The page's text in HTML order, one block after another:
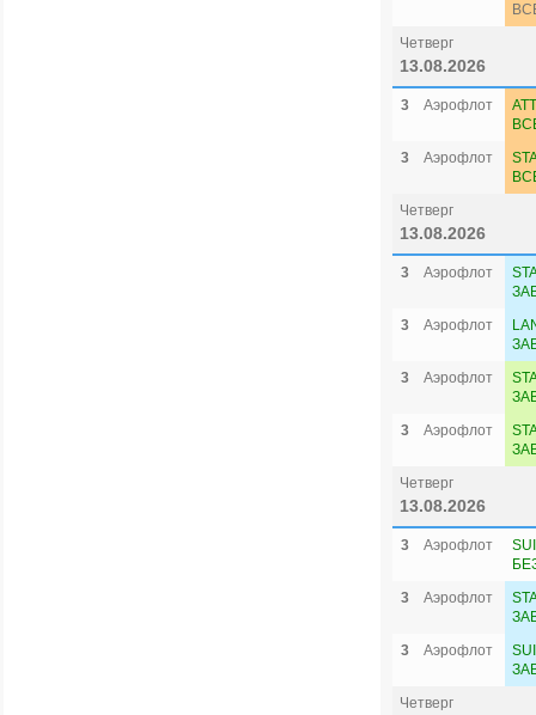
Четверг
13.08.2026
3 Аэрофлот
3
Аэрофлот
Четверг
13.08.2026
3 Аэрофлот
3
Аэрофлот
3
Аэрофлот
3
Аэрофлот
Четверг
13.08.2026
3 Аэрофлот
3
Аэрофлот
3
Аэрофлот
Четверг